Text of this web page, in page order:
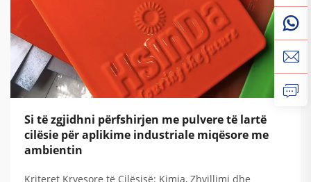
Si të zgjidhni përfshirjen me pulvere të lartë
cilësie për aplikime industriale miqësore me
ambientin
Kriteret Kryesore të Cilësisë: Kimia, Zhvillimi dhe